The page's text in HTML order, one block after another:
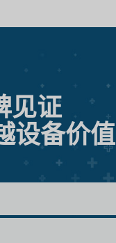
见证
设备价值